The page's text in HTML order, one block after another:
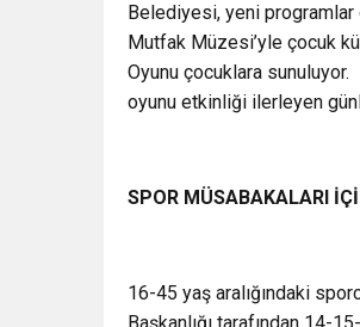
Belediyesi, yeni programlar
Mutfak Müzesi’yle çocuk
Oyunu çocuklara sunuluyor.
oyunu etkinliği ilerleyen
SPOR MÜSABAKALARI
16-45 yaş aralığındaki